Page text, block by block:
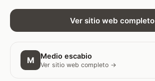
Ver sitio web completo
M Medio escabio
Ver sitio web completo →